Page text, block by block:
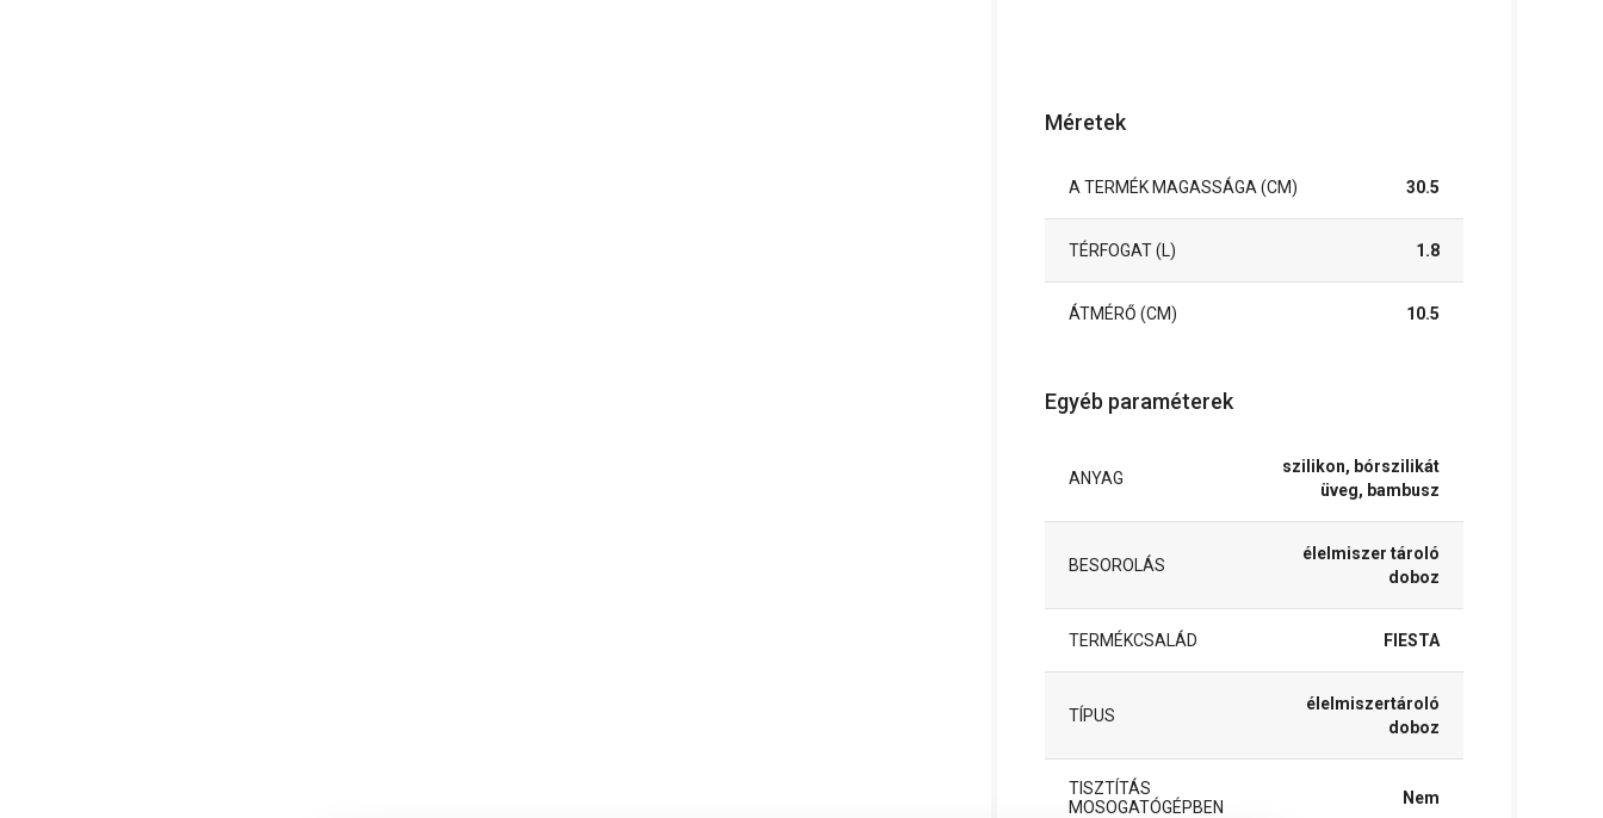
Méretek
A TERMÉK MAGASSÁGA (CM) 30.5
TÉRFOGAT (L) 1.8
ÁTMÉRŐ (CM) 10.5
Egyéb paraméterek
ANYAG
szilikon, bórszilikát
üveg, bambusz
BESOROLÁS
élelmiszer tároló
doboz
TERMÉKCSALÁD FIESTA
TÍPUS
élelmiszertároló
doboz
TISZTÍTÁS
MOSOGATÓGÉPBEN
Nem